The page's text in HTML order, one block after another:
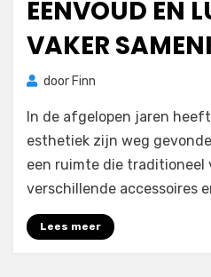
EENVOUD EN
VAKER
door Finn
In de afgelopen jaren
esthetiek zijn weg
een ruimte die traditioneel
verschillende accessoires
Lees meer